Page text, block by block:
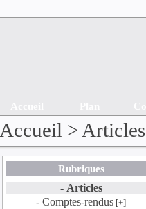
Accueil > Articles
Rubriques
- Articles
-Comptes-rendus [+]